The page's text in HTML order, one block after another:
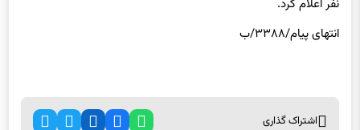
نفر اعلام کرد.
انتهای پیام/۳۳۸۸/ب
اشتراک گذاری